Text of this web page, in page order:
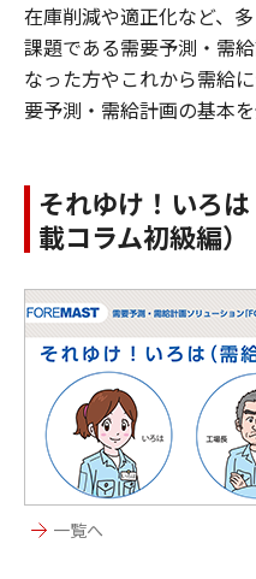
在庫削減や適正化など、
課題である需要予測・需
なった方やこれから需給
要予測・需給計画の基本
それゆけ！いろ
載コラム初級編）
一覧へ